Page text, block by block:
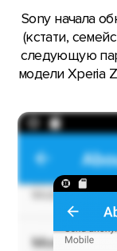
Sony начала
(кстати,
следующую
модели Xperia